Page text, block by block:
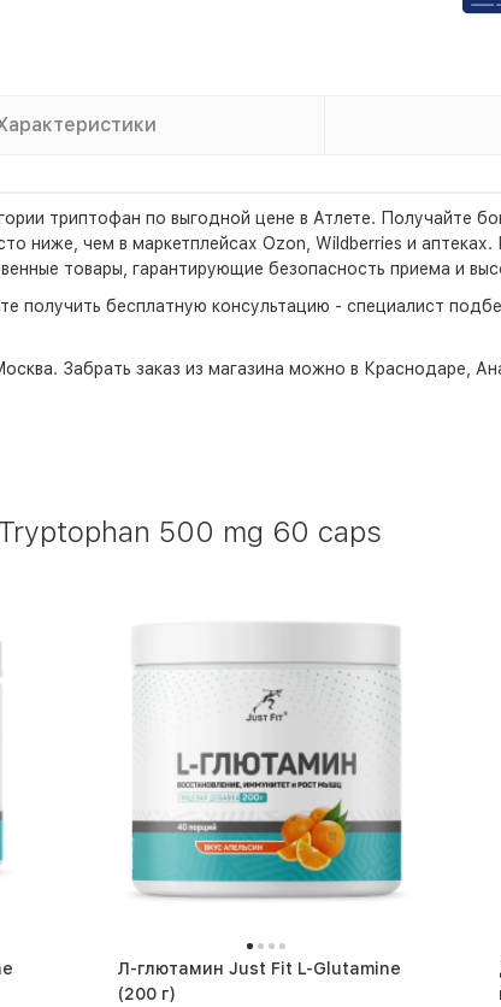
триптофан по выгодной цене в Атлете. Получайте
ниже, чем в маркетплейсах Ozon, Wildberries и
товары, гарантирующие безопасность приема и
получить бесплатную консультацию - специалист
. Забрать заказ из магазина можно в Краснодаре,
500 mg 60 caps
Л-глютамин Just Fit L-Glutamine
(200 г)